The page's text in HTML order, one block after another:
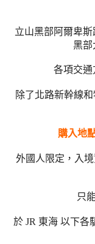
立山黑部阿爾卑
黑部
各項交通
除了北路新幹線
購入地
外國人限定，入境
只
於 JR 東海 以下各